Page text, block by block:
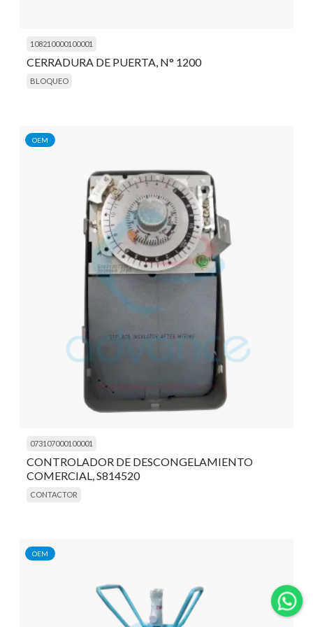
108210000100001
CERRADURA DE PUERTA, N° 1200
BLOQUEO
OEM
073107000100001
CONTROLADOR DE DESCONGELAMIENTO
COMERCIAL, S814520
CONTACTOR
OEM